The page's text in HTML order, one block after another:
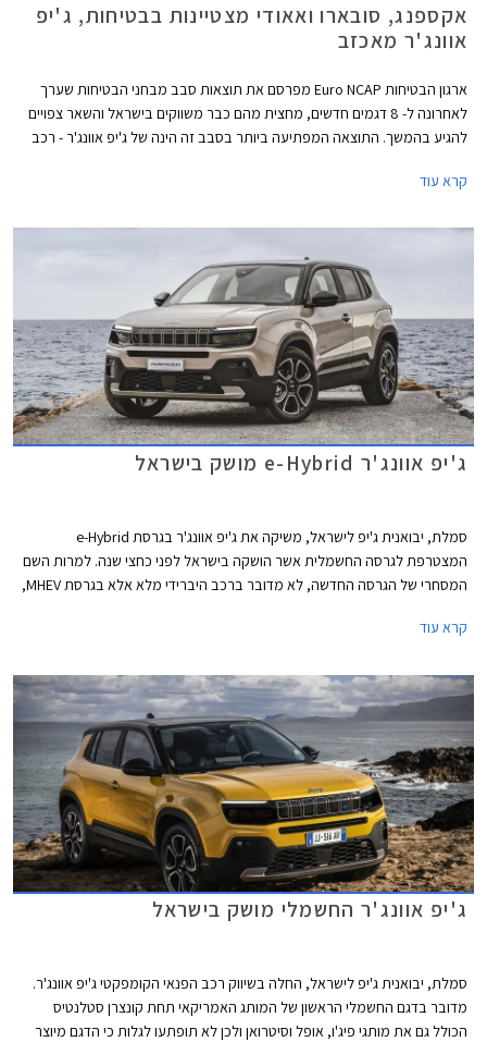
אקספנג, סובארו ואאודי מצטיינות בבטיחות, ג'יפ
אוונג'ר מאכזב
ארגון הבטיחות Euro NCAP מפרסם את תוצאות סבב מבחני הבטיחות שערך
לאחרונה ל- 8 דגמים חדשים, מחצית מהם כבר משווקים בישראל והשאר צפויים
להגיע בהמשך. התוצאה המפתיעה ביותר בסבב זה הינה של ג'יפ אוונג'ר - רכב
ציון של 3 כוכבים בלבד מתוך 5.
קרא עוד
ג'יפ אוונג'ר e-Hybrid מושק בישראל
סמלת, יבואנית ג'יפ לישראל, משיקה את ג'יפ אוונג'ר בגרסת e-Hybrid
המצטרפת לגרסה החשמלית אשר הושקה בישראל לפני כחצי שנה. למרות השם
המסחרי של הגרסה החדשה, לא מדובר ברכב היברידי מלא אלא בגרסת MHEV,
העומד על החל מ- 154,900 ₪. לרגל ההשקה מוצעים 100 הרכבים הראשונים
בהנחה של 5,000 ₪.
קרא עוד
ג'יפ אוונג'ר החשמלי מושק בישראל
סמלת, יבואנית ג'יפ לישראל, החלה בשיווק רכב הפנאי הקומפקטי ג'יפ אוונג'ר.
מדובר בדגם החשמלי הראשון של המותג האמריקאי תחת קונצרן סטלנטיס
הכולל גם את מותגי פיג'ו, אופל וסיטרואן ולכן לא תופתעו לגלות כי הדגם מיוצר